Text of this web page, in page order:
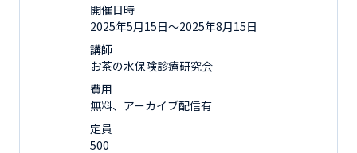
開催日時
2025年5月15日〜2025年8月15日
講師
お茶の水保険診療研究会
費用
無料、アーカイブ配信有
定員
500